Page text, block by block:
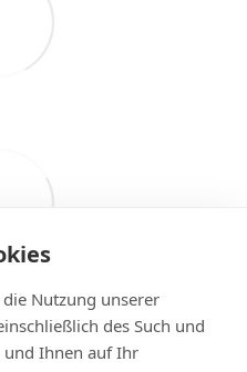
Nutzung unserer
des Such und
und Ihnen auf Ihr